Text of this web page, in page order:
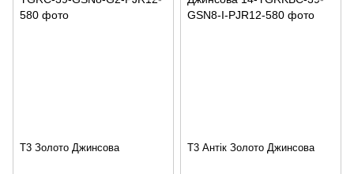
Т3 Золото Джинсова Т3 Антік Золото Джинсова